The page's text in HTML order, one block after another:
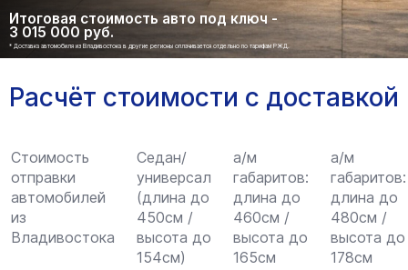
Итоговая стоимость авто под ключ -
3 015 000 руб.
* Доставка автомобиля из Владивостока в другие регионы оплачивается отдельно по тарифам РЖД.
Расчёт стоимости с доставкой
Стоимость
отправки
автомобилей
из
Владивостока
Седан/
универсал
(длина до
450см /
высота до
154см)
а/м
габаритов:
длина до
460см /
высота до
165см
а/м
габаритов:
длина до
480см /
высота до
178см